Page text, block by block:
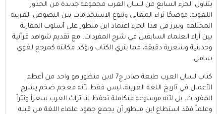
يتناول الجزء السابع من لسان العرب مجموعة جديدة من الجذور
اللغوية، موضحًا ثراء المعاني وتنوع الاستخدامات بين النصوص العربية
المختلفة. ويبرز في هذا الجزء اعتماد ابن منظور على أسلوب المقارنة
بين آراء العلماء السابقين في شرح المفردات، مع تقديم شواهد قرآنية
وحديثية وشعرية دقيقة، مما يثري الكتاب ويؤكد مكانته كمرجع لغوي
شامل.
كتاب لسان العرب طبعة صادر ج7 لابن منظور هو واحد من أعظم
الأعمال في تاريخ اللغة العربية، ليس فقط لأنه معجم ضخم يشرح
المفردات، بل لأنه موسوعة متكاملة تحفظ لنا تراث العرب شعراً ونثراً
وعلماً فقد استطاع ابن منظور أن يجمع جهود علماء اللغة من قبله